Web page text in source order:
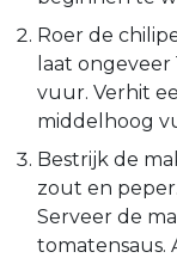
Roer de
laat
vuur. Verhit
middelhoog
Bestrijk de
zout en
Serveer de
tomatensaus.